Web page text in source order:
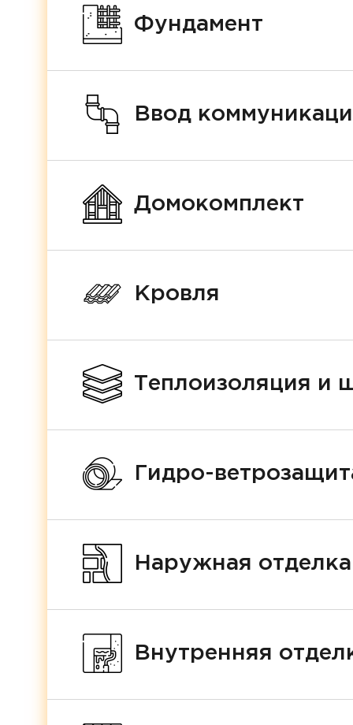
Фундамент
Ввод
Домокомплект
Кровля
Теплоизоляция и
Гидро-
Наружная
Внутренняя